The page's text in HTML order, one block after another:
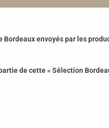
envoyés par les
de cette« Sélection